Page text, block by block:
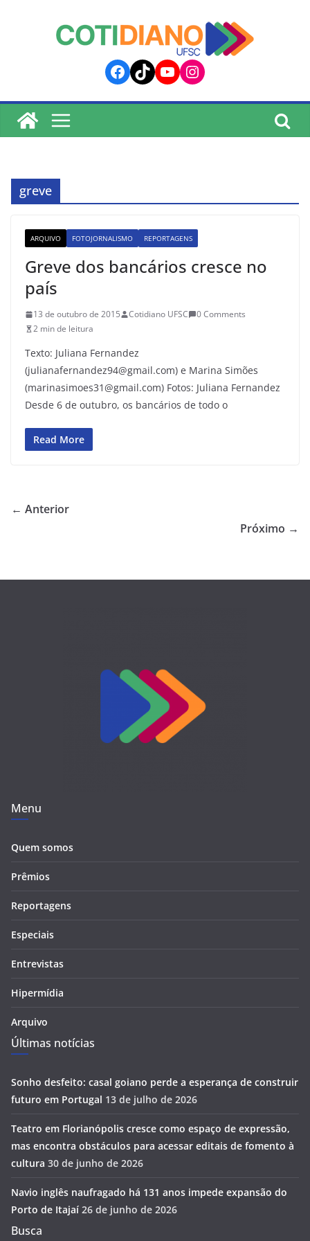
Facebook
TikTokYouTube
Instagram
greve
ARQUIVO FOTOJORNALISMO REPORTAGENS
Greve dos bancários cresce no
país
13 de outubro de 2015 Cotidiano UFSC
0 Comments
2 min de leitura
Texto: Juliana Fernandez
(julianafernandez94@gmail.com) e Marina Simões
(marinasimoes31@gmail.com) Fotos: Juliana Fernandez
Desde 6 de outubro, os bancários de todo o
Read More
← Anterior
Próximo →
Menu
Quem somos
Prêmios
Reportagens
Especiais
Entrevistas
Hipermídia
Arquivo
Últimas notícias
Sonho desfeito: casal goiano perde a esperança de construir
futuro em Portugal 13 de julho de 2026
Teatro em Florianópolis cresce como espaço de expressão,
mas encontra obstáculos para acessar editais de fomento à
cultura 30 de junho de 2026
Navio inglês naufragado há 131 anos impede expansão do
Porto de Itajaí 26 de junho de 2026
Busca